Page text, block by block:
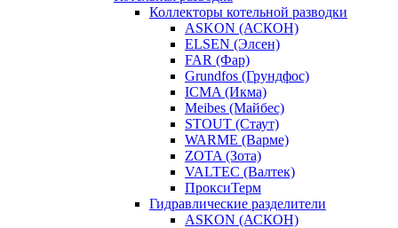
Коллекторы котельной разводки
ASKON (АСКОН)
ELSEN (Элсен)
FAR (Фар)
Grundfos (Грундфос)
ICMA (Икма)
Meibes (Майбес)
STOUT (Стаут)
WARME (Варме)
ZOTA (Зота)
VALTEC (Валтек)
ПроксиТерм
Гидравлические разделители
ASKON (АСКОН)